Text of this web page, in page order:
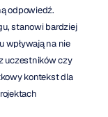
odpowiedź.
stanowi bardziej
wpływają na nie
uczestników czy
kontekst dla